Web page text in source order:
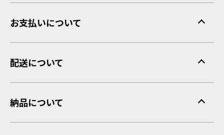
お支払いについて
配送について
納品について